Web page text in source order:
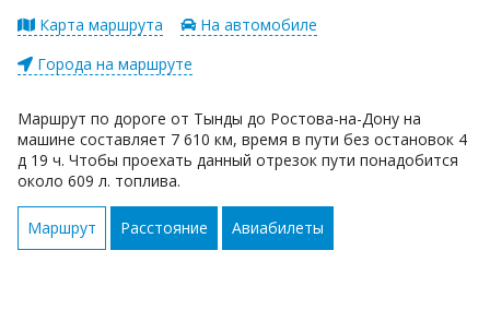
Карта маршрута
На автомобиле
Города на маршруте
Маршрут по дороге от Тынды до Ростова-на-Дону на
машине составляет 7 610 км, время в пути без остановок 4
д 19 ч. Чтобы проехать данный отрезок пути понадобится
около 609 л. топлива.
Маршрут Расстояние Авиабилеты